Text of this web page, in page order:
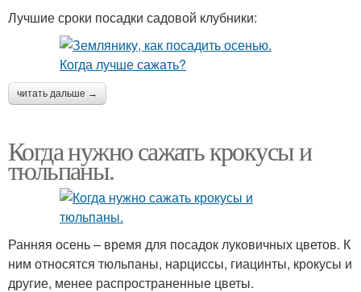
Лучшие сроки посадки садовой клубники:
читать дальше →
Когда нужно сажать крокусы и
тюльпаны.
Ранняя осень – время для посадок луковичных цветов. К
ним относятся тюльпаны, нарциссы, гиацинты, крокусы и
другие, менее распространенные цветы.